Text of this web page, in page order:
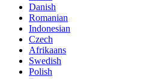
Danish
Romanian
Indonesian
Czech
Afrikaans
Swedish
Polish